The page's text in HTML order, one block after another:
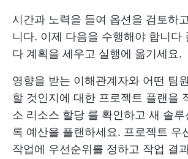
시간과 노력을 들여 옵션을 검토하
니다. 이제 다음을 수행해야 합니다
다 계획을 세우고 실행에 옮기세요.
영향을 받는 이해관계자와 어떤 팀
할 것인지에 대한 프로젝트 플랜을
소 리소스 할당 를 확인하고 새 솔루
록 예산을 플랜하세요. 프로젝트 우
작업에 우선순위를 정하고 작업 결